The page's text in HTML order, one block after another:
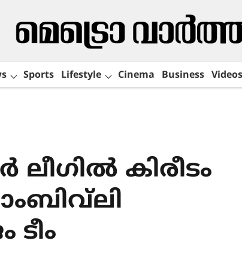
Sports Lifestyle Cinema Business Videos
ലീഗില്‍ കിരീടം